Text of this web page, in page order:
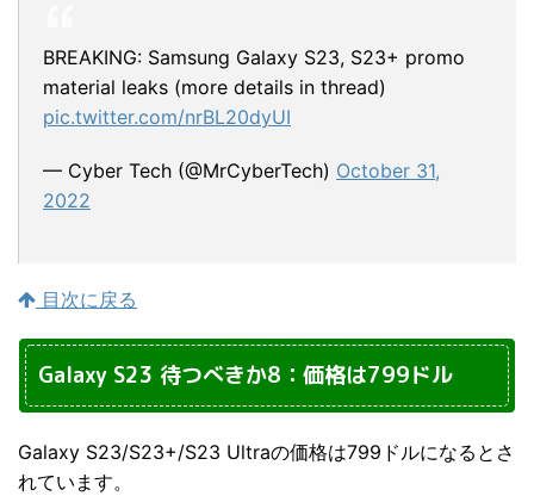
BREAKING: Samsung Galaxy S23, S23+ promo
material leaks (more details in thread)
pic.twitter.com/nrBL20dyUI
— Cyber Tech (@MrCyberTech) October 31,
2022
目次に戻る
Galaxy S23 待つべきか8：価格は799ドル
Galaxy S23/S23+/S23 Ultraの価格は799ドルになるとさ
れています。